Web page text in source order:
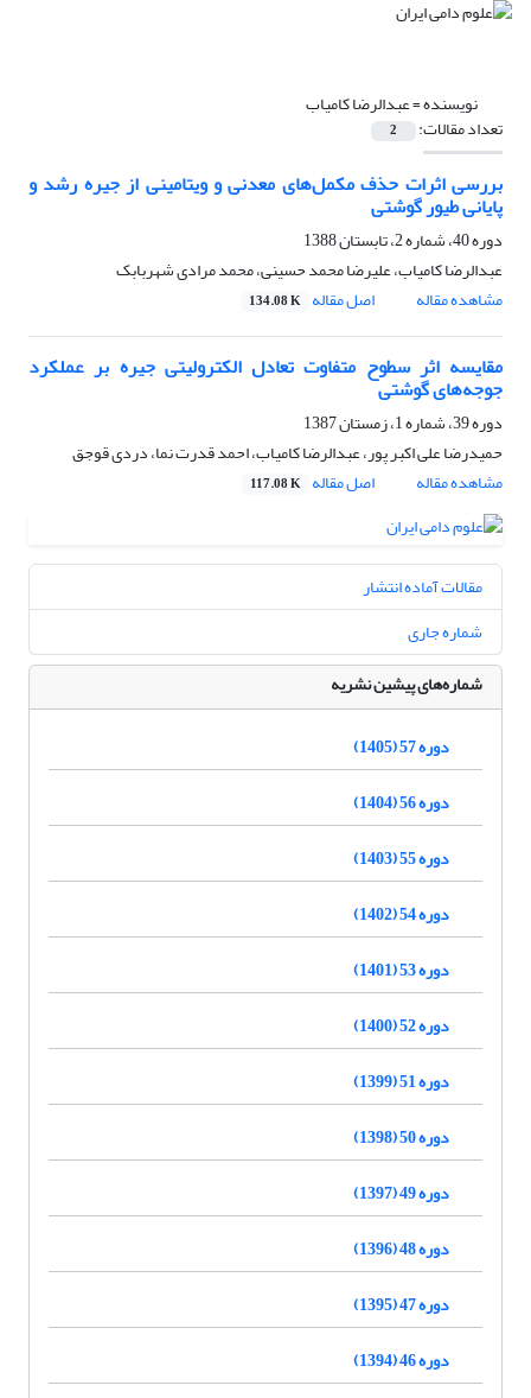
نویسنده =عبدالرضا کامیاب
تعداد مقالات: 2
بررسی اثرات حذف مکمل‌های معدنی و ویتامینی از جیره رشد و
پایانی طیور گوشتی
دوره 40، شماره 2، تابستان 1388
عبدالرضا کامیاب، علیرضا محمد حسینی، محمد مرادی شهربابک
مشاهده مقاله
اصل مقاله 134.08 K
مقایسه اثر سطوح متفاوت تعادل الکترولیتی جیره بر عملکرد
جوجه‌های گوشتی
دوره 39، شماره 1، زمستان 1387
حمیدرضا علی اکبر پور، عبدالرضا کامیاب، احمد قدرت نما، دردی قوجق
مشاهده مقاله
اصل مقاله 117.08 K
مقالات آماده انتشار
شماره جاری
شماره‌های پیشین نشریه
دوره 57 (1405)
دوره 56 (1404)
دوره 55 (1403)
دوره 54 (1402)
دوره 53 (1401)
دوره 52 (1400)
دوره 51 (1399)
دوره 50 (1398)
دوره 49 (1397)
دوره 48 (1396)
دوره 47 (1395)
دوره 46 (1394)